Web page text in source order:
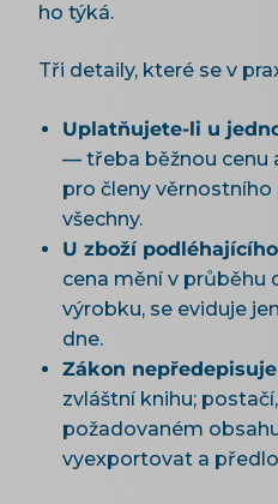
ho týká.
Tři detaily, které se v
Uplatňujete-li u
— třeba běžnou cenu
pro členy
všechny.
U zboží
cena mění v průběhu
výrobku, se eviduje
dne.
Zákon
zvláštní knihu;
požadovaném
vyexportovat a